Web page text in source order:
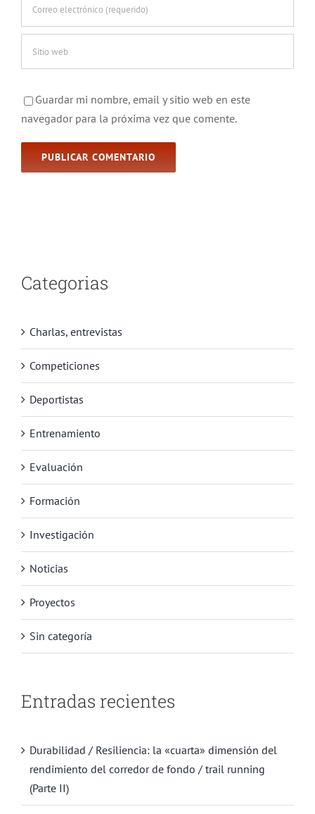
Guardar mi nombre, email y sitio web en este
navegador para la próxima vez que comente.
Categorias
Charlas, entrevistas
Competiciones
Deportistas
Entrenamiento
Evaluación
Formación
Investigación
Noticias
Proyectos
Sin categoría
Entradas recientes
Durabilidad / Resiliencia: la «cuarta» dimensión del
rendimiento del corredor de fondo / trail running
(Parte II)